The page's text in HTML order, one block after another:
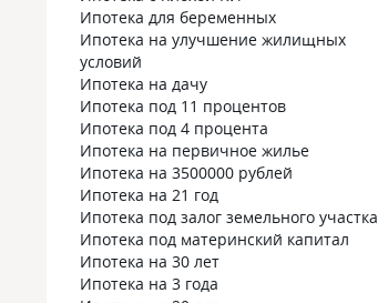
Ипотека для беременных
Ипотека на улучшение жилищных
условий
Ипотека на дачу
Ипотека под 11 процентов
Ипотека под 4 процента
Ипотека на первичное жилье
Ипотека на 3500000 рублей
Ипотека на 21 год
Ипотека под залог земельного участка
Ипотека под материнский капитал
Ипотека на 30 лет
Ипотека на 3 года